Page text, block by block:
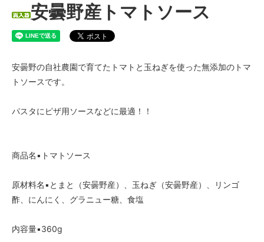
安曇野産トマトソース
安曇野の自社農園で育てたトマトと玉ねぎを使った無添加のトマ
トソースです。
パスタにピザ用ソースなどに最適！！
商品名▪️トマトソース
原材料名▪️とまと（安曇野産）、玉ねぎ（安曇野産）、リンゴ
酢、にんにく、グラニュー糖、食塩
内容量▪️360g